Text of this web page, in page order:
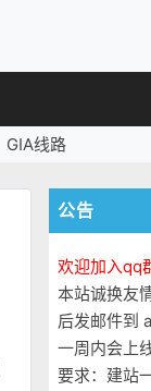
GIA线路
公告
欢迎加入qq
本站诚换友
后发邮件到
一周内会上
要求：建站